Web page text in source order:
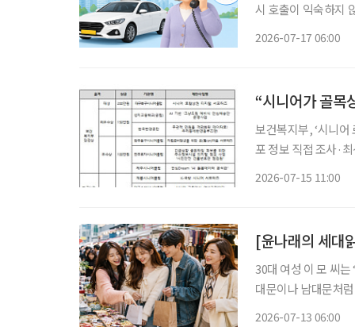
시 호출이 익숙하지
2026-07-17 06:00
“시니어가 골목
보건복지부, ‘시니
포 정보 직접 조사·
2026-07-15 11:00
[윤나래의 세대
30대 여성 이 모 씨
대문이나 남대문처
2026-07-13 06:00